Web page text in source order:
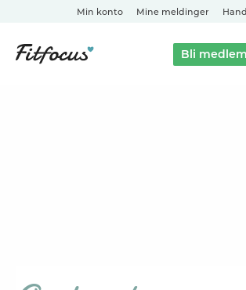
Min konto Mine meldinger
Bli